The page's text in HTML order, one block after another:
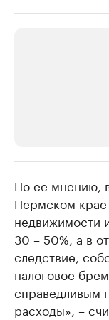
Крупнейшие
продавцы
Ознакомьтесь с
По ее мнению,
Пермском крае
недвижимости
30 – 50%, а в
следствие,
налоговое
справедливым
расходы», –